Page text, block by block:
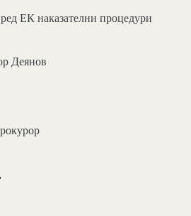
ЕК наказателни процедури
Деянов